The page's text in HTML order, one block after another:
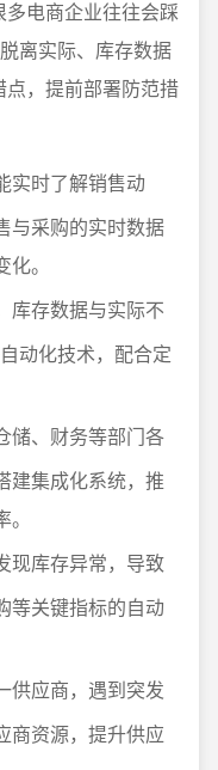
电商企业往往会踩
离实际、库存数据
，提前部署防范措
实时了解销售动
与采购的实时数据
。
库存数据与实际不
动化技术，配合定
储、财务等部门各
建集成化系统，推
现库存异常，导致
等关键指标的自动
供应商，遇到突发
商资源，提升供应